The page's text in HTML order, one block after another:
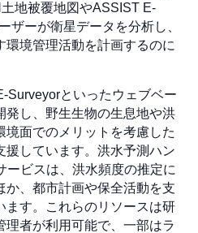
地被覆地図やASSIST E-
ザーが衛星データを分析し、
境管理活動を計画するのに
Surveyorといったウェブベー
発し、野生生物の生息地や洪
境面でのメリットを考慮した
援しています。洪水予測ハン
ービスは、洪水頻度の推定に
か、都市計画や保全活動を支
ます。これらのリソースは研
理者が利用可能で、一部はラ